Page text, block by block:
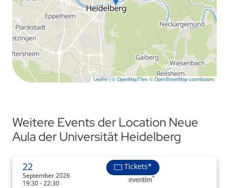
Leaflet | © OpenMapTiles © OpenStreetMap contributors
Weitere Events der Location Neue
Aula der Universität Heidelberg
22
September 2026
19:30 - 22:30
Tickets*